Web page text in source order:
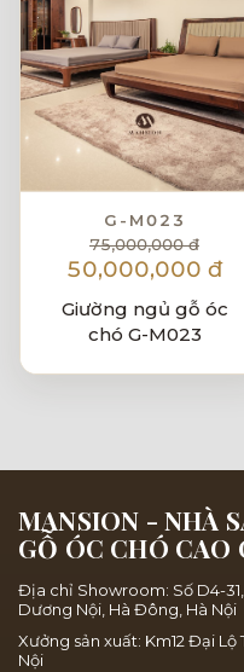
G-M023
75,000,000 đ
50,000,000 đ
Giường ngủ gỗ óc
chó G-M023
MANSION - NHÀ
GỖ ÓC CHÓ CAO
Địa chỉ Showroom: Số D4-
Dương Nội, Hà Đông, Hà Nội
Xưởng sản xuất: Km12 Đại
Nội